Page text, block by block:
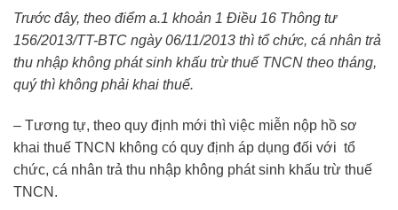
Trước đây, theo điểm a.1 khoản 1 Điều 16 Thông tư
156/2013/TT-BTC ngày 06/11/2013 thì tổ chức, cá nhân trả
thu nhập không phát sinh khấu trừ thuế TNCN theo tháng,
quý thì không phải khai thuế.
– Tương tự, theo quy định mới thì việc miễn nộp hồ sơ
khai thuế TNCN không có quy định áp dụng đối với tổ
chức, cá nhân trả thu nhập không phát sinh khấu trừ thuế
TNCN.